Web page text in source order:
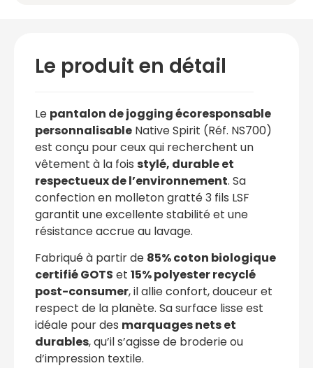
Le produit en détail
Le pantalon de jogging écoresponsable
personnalisable Native Spirit (Réf. NS700)
est conçu pour ceux qui recherchent un
vêtement à la fois stylé, durable et
respectueux de l’environnement. Sa
confection en molleton gratté 3 fils LSF
garantit une excellente stabilité et une
résistance accrue au lavage.
Fabriqué à partir de 85% coton biologique
certifié GOTS et 15% polyester recyclé
post-consumer, il allie confort, douceur et
respect de la planète. Sa surface lisse est
idéale pour des marquages nets et
durables, qu’il s’agisse de broderie ou
d’impression textile.